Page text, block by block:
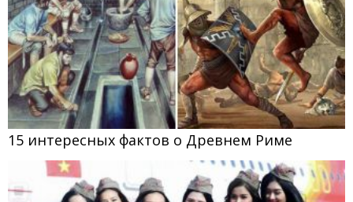
15 интересных фактов о Древнем Риме